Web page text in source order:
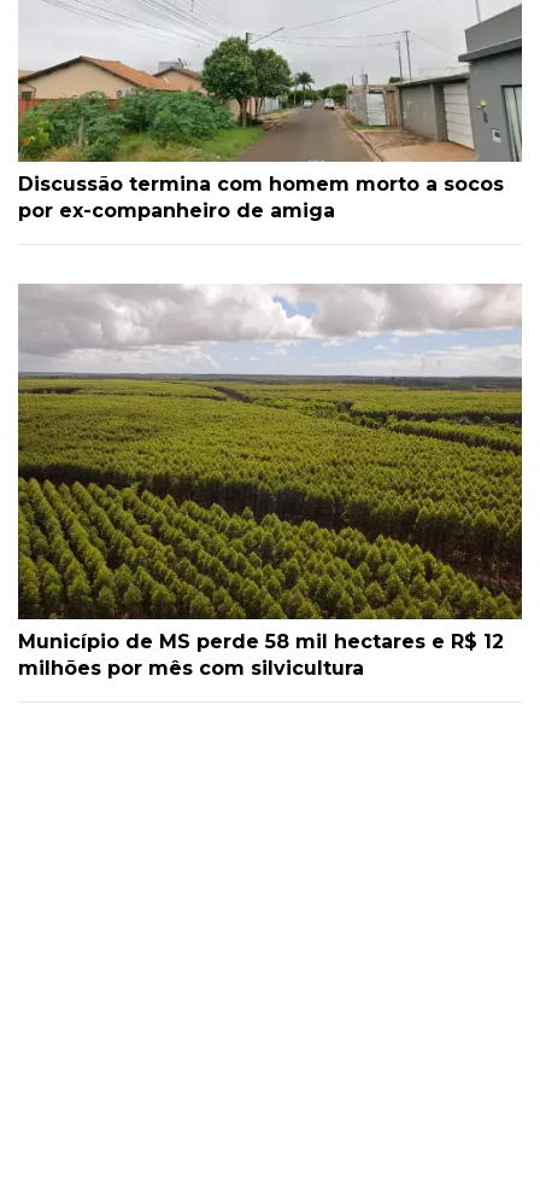
Discussão termina com homem morto a socos
por ex-companheiro de amiga
Município de MS perde 58 mil hectares e R$ 12
milhões por mês com silvicultura